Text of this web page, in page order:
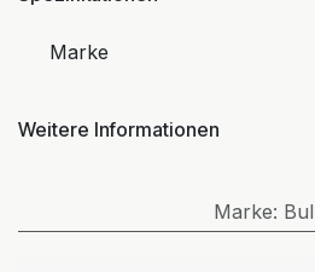
Marke
Weitere Informationen
Marke: